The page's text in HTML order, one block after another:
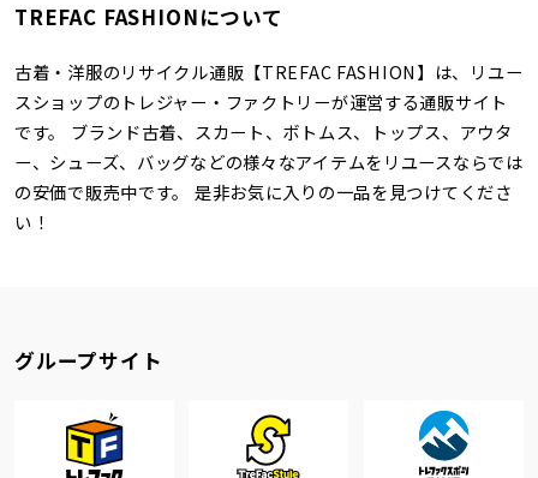
TREFAC FASHIONについて
古着・洋服のリサイクル通販【TREFAC FASHION】は、リユー
スショップのトレジャー・ファクトリーが運営する通販サイト
です。 ブランド古着、スカート、ボトムス、トップス、アウタ
ー、シューズ、バッグなどの様々なアイテムをリユースならでは
の安価で販売中です。 是非お気に入りの一品を見つけてくださ
い！
グループサイト